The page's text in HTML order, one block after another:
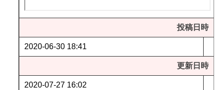
投稿日時
2020-06-30 18:41
更新日時
2020-07-27 16:02